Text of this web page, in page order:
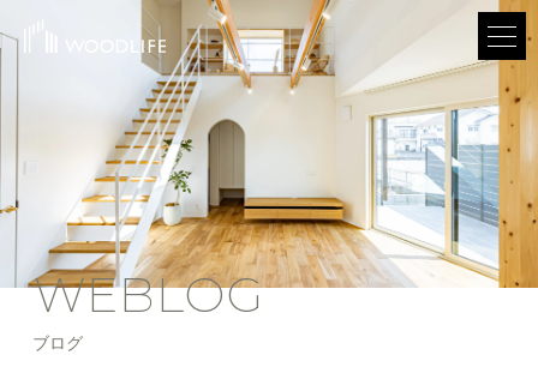
WEBLOG
ブログ